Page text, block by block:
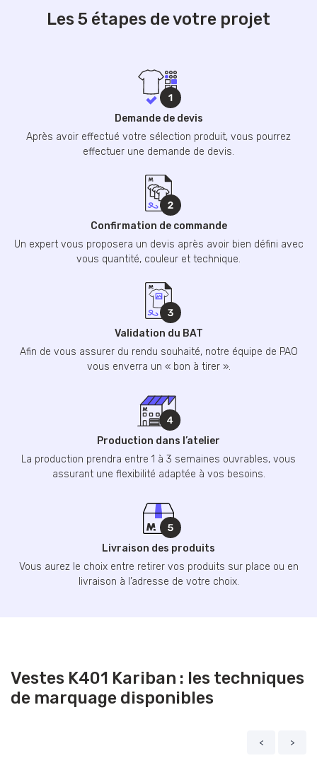
Les 5 étapes de votre projet
Demande de devis
Après avoir effectué votre sélection produit, vous pourrez
effectuer une demande de devis.
Confirmation de commande
Un expert vous proposera un devis après avoir bien défini avec
vous quantité, couleur et technique.
Validation du BAT
Afin de vous assurer du rendu souhaité, notre équipe de PAO
vous enverra un « bon à tirer ».
Production dans l’atelier
La production prendra entre 1 à 3 semaines ouvrables, vous
assurant une flexibilité adaptée à vos besoins.
Livraison des produits
Vous aurez le choix entre retirer vos produits sur place ou en
livraison à l’adresse de votre choix.
Vestes K401 Kariban : les techniques
de marquage disponibles
< >